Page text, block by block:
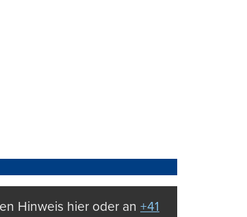
Hinweis hier oder an +41